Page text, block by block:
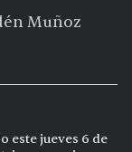
Muñoz
este jueves 6 de